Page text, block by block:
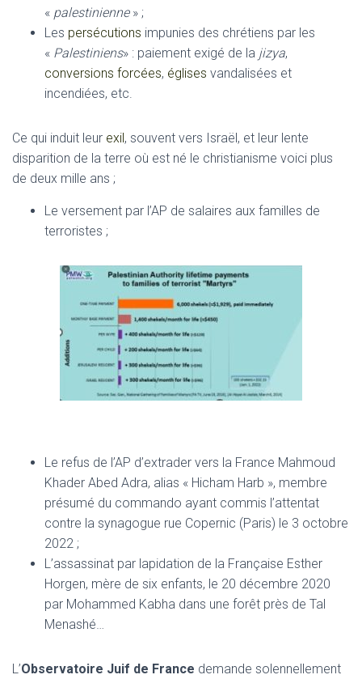
« palestinienne» ;
Les persécutions impunies des chrétiens par les
« Palestiniens» : paiement exigé de la jizya,
conversions forcées, églises vandalisées et
incendiées, etc.
Ce qui induit leur exil, souvent vers Israël, et leur lente
disparition de la terre où est né le christianisme voici plus
de deux mille ans ;
Le versement par l’AP de salaires aux familles de
terroristes ;
Le refus de l’AP d’extrader vers la France Mahmoud
Khader Abed Adra, alias « Hicham Harb », membre
présumé du commando ayant commis l’attentat
contre la synagogue rue Copernic (Paris) le 3 octobre
2022 ;
L’assassinat par lapidation de la Française Esther
Horgen, mère de six enfants, le 20 décembre 2020
par Mohammed Kabha dans une forêt près de Tal
Menashé…
L’Observatoire Juif de France demande solennellement